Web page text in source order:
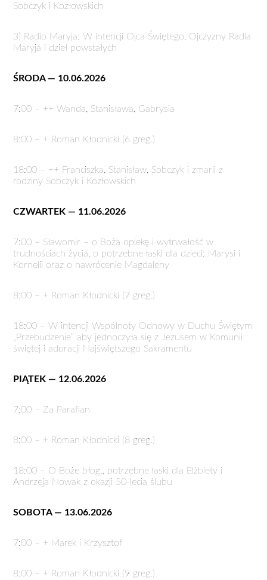
Sobczyk i Kozłowskich
3) Radio Maryja: W intencji Ojca Świętego, Ojczyzny Radia
Maryja i dzieł powstałych
ŚRODA — 10.06.2026
7:00 – ++ Wanda, Stanisława, Gabrysia
8:00 – + Roman Kłodnicki (6 greg.)
18:00 – ++ Franciszka, Stanisław, Sobczyk i zmarli z
rodziny Sobczyk i Kozłowskich
CZWARTEK — 11.06.2026
7:00 – Sławomir – o Boża opiekę i wytrwałość w
trudnościach życia, o potrzebne łaski dla dzieci: Marysi i
Kornelii oraz o nawrócenie Magdaleny
8:00 – + Roman Kłodnicki (7 greg.)
18:00 – W intencji Wspólnoty Odnowy w Duchu Świętym
„Przebudzenie” aby jednoczyła się z Jezusem w Komunii
świętej i adoracji Najświętszego Sakramentu
PIĄTEK — 12.06.2026
7:00 – Za Parafian
8:00 – + Roman Kłodnicki (8 greg.)
18:00 – O Boże błog., potrzebne łaski dla Elżbiety i
Andrzeja Nowak z okazji 50-lecia ślubu
SOBOTA — 13.06.2026
7:00 – + Marek i Krzysztof
8:00 – + Roman Kłodnicki (9 greg.)